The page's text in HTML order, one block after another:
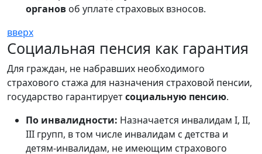
органов об уплате страховых взносов.
вверх
Социальная пенсия как гарантия
Для граждан, не набравших необходимого
страхового стажа для назначения страховой пенсии,
государство гарантируетсоциальную пенсию.
По инвалидности: Назначается инвалидам I, II,
III групп, в том числе инвалидам с детства и
детям-инвалидам, не имеющим страхового